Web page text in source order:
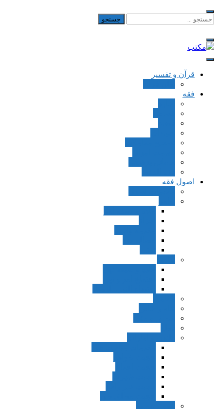
Skip
to
جستجو
قرآن و تفسیر
فقه
اصول فقه